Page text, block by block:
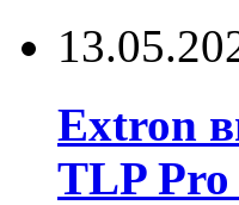
Extron
TLP Pro